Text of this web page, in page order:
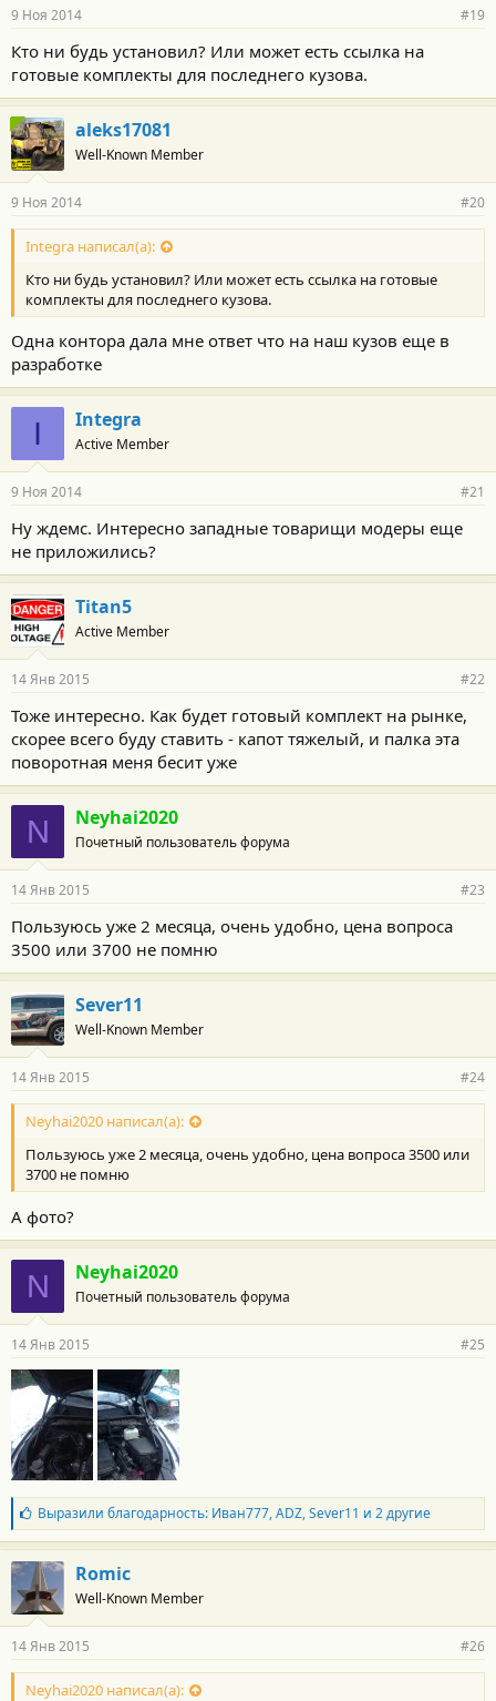
9 Ноя 2014 #19
Кто ни будь установил? Или может есть ссылка на
готовые комплекты для последнего кузова.
aleks17081
Well-Known Member
9 Ноя 2014 #20
Integra написал(а):
Кто ни будь установил? Или может есть ссылка на готовые
комплекты для последнего кузова.
Одна контора дала мне ответ что на наш кузов еще в
разработке
I Integra
Active Member
9 Ноя 2014 #21
Ну ждемс. Интересно западные товарищи модеры еще
не приложились?
Titan5
Active Member
14 Янв 2015 #22
Тоже интересно. Как будет готовый комплект на рынке,
скорее всего буду ставить - капот тяжелый, и палка эта
поворотная меня бесит уже
N Neyhai2020
Почетный пользователь форума
14 Янв 2015 #23
Пользуюсь уже 2 месяца, очень удобно, цена вопроса
3500 или 3700 не помню
Sever11
Well-Known Member
14 Янв 2015 #24
Neyhai2020 написал(а):
Пользуюсь уже 2 месяца, очень удобно, цена вопроса 3500 или
3700 не помню
А фото?
N Neyhai2020
Почетный пользователь форума
14 Янв 2015 #25
Б
л
а
г
о
д
а
н
о
с
Выразили благодарность: Иван777,ADZ,Sever11 и 2 другие
Romic
Well-Known Member
14 Янв 2015 #26
Neyhai2020 написал(а):